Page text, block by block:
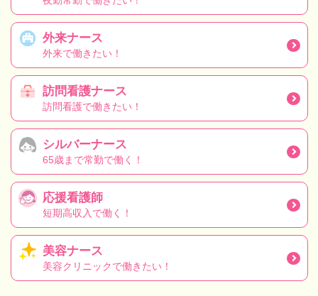
外来ナース
外来で働きたい！
訪問看護ナース
訪問看護で働きたい！
シルバーナース
65歳まで常勤で働く！
応援看護師
短期高収入で働く！
美容ナース
美容クリニックで働きたい！